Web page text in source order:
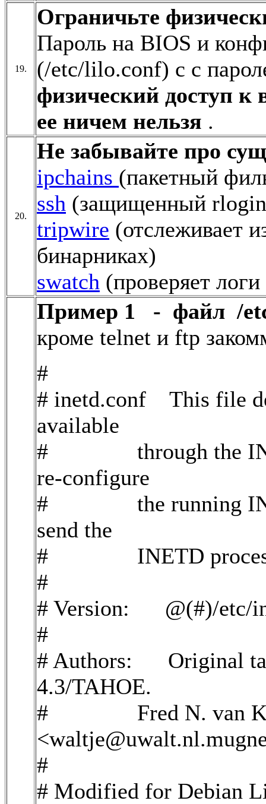
19.
Ограничьте
Пароль на BIOS и
(/etc/lilo.conf) c с
физический доступ к
ее ничем нельзя .
20.
Не забывайте про
ipchains (пакетный
ssh (защищенный
tripwire (отслеживает
бинарниках)
swatch (проверяет
Пример 1 - файл /
кроме telnet и ftp
#
# inetd.conf This file
available
# through the
re-configure
# the running
send the
# INETD process
#
# Version: @(#)/
#
# Authors: Original
4.3/TAHOE.
# Fred N. van
#
# Modified for Debian